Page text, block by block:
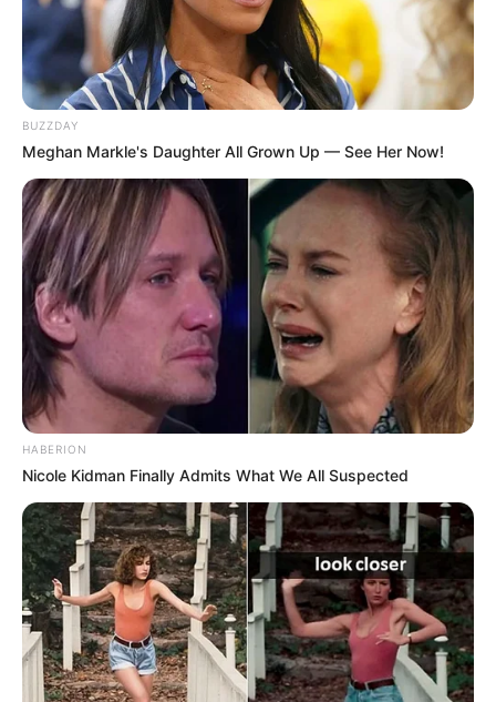
The Way You Sit Could Expose Your True
Personality
BRAINBERRIES
These '90s Couples Will Always Hold A Special
Place In Our Hearts
BRAINBERRIES
BUZZDAY
Meghan Markle's Daughter All Grown Up — See Her Now!
HABERION
Nicole Kidman Finally Admits What We All Suspected